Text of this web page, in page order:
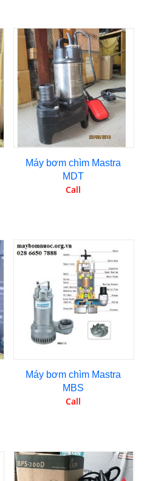
Máy bơm chìm Mastra
MDT
Call
Máy bơm chìm Mastra
MBS
Call